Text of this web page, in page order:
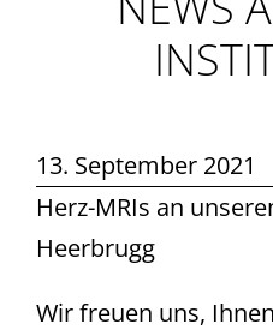
13. September 2021
Herz-MRIs an
Heerbrugg
Wir freuen uns,